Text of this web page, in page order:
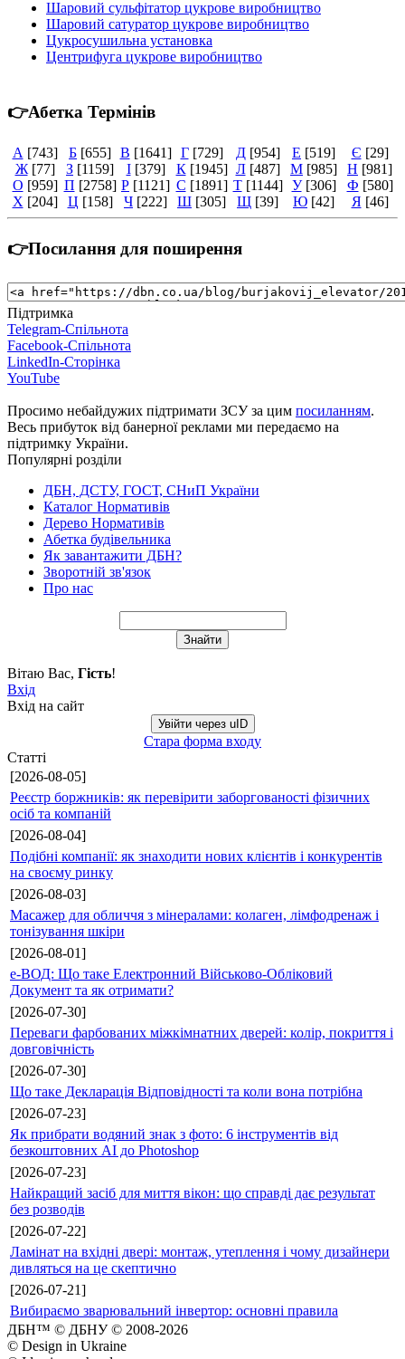
Шаровий сульфітатор цукрове виробництво
Шаровий сатуратор цукрове виробництво
Цукросушильна установка
Центрифуга цукрове виробництво
👉Абетка Термінів
А [743] Б [655] В [1641] Г [729] Д [954] Е [519] Є [29]
Ж [77] З [1159] І [379] К [1945] Л [487] М [985] Н [981]
О [959] П [2758] Р [1121] С [1891] Т [1144] У [306] Ф [580]
Х [204] Ц [158] Ч [222] Ш [305] Щ [39] Ю [42] Я [46]
👉Посилання для поширення
Підтримка
Telegram-Спільнота
Facebook-Спільнота
LinkedIn-Сторінка
YouTube
Просимо небайдужих підтримати ЗСУ за цим посиланням.
Весь прибуток від банерної реклами ми передаємо на
підтримку України.
Популярні розділи
ДБН, ДСТУ, ГОСТ, СНиП України
Каталог Нормативів
Дерево Нормативів
Абетка будівельника
Як завантажити ДБН?
Зворотній зв'язок
Про нас
Вітаю Вас, Гість!
Вхід
Вхід на сайт
Увійти через uID
Стара форма входу
Статті
[2026-08-05]
Реєстр боржників: як перевірити заборгованості фізичних
осіб та компаній
[2026-08-04]
Подібні компанії: як знаходити нових клієнтів і конкурентів
на своєму ринку
[2026-08-03]
Масажер для обличчя з мінералами: колаген, лімфодренаж і
тонізування шкіри
[2026-08-01]
е-ВОД: Що таке Електронний Військово-Обліковий
Документ та як отримати?
[2026-07-30]
Переваги фарбованих міжкімнатних дверей: колір, покриття і
довговічність
[2026-07-30]
Що таке Декларація Відповідності та коли вона потрібна
[2026-07-23]
Як прибрати водяний знак з фото: 6 інструментів від
безкоштовних AI до Photoshop
[2026-07-23]
Найкращий засіб для миття вікон: що справді дає результат
без розводів
[2026-07-22]
Ламінат на вхідні двері: монтаж, утеплення і чому дизайнери
дивляться на це скептично
[2026-07-21]
Вибираємо зварювальний інвертор: основні правила
ДБН™ © ДБНУ © 2008-2026
© Design in Ukraine